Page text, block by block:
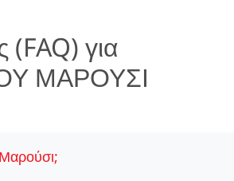
(FAQ) για
ΜΑΡΟΥΣΙ